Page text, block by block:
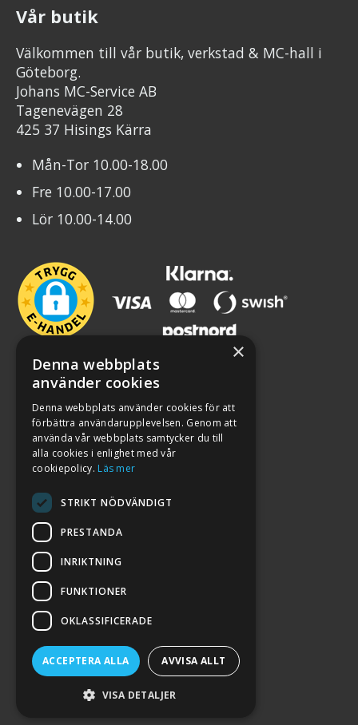
Vår butik
Välkommen till vår butik, verkstad & MC-hall i
Göteborg.
Johans MC-Service AB
Tagenevägen 28
425 37 Hisings Kärra
Mån-Tor 10.00-18.00
Fre 10.00-17.00
Lör 10.00-14.00
2026. ALL RIGHTS RESERVED.
POWERED BY EMPORI CMS
×
Denna webbplats
använder cookies
Denna webbplats använder cookies för att
förbättra användarupplevelsen. Genom att
använda vår webbplats samtycker du till
alla cookies i enlighet med vår
cookiepolicy. Läs mer
STRIKT NÖDVÄNDIGT
PRESTANDA
INRIKTNING
FUNKTIONER
OKLASSIFICERADE
ACCEPTERA ALLA AVVISA ALLT
VISA DETALJER